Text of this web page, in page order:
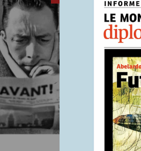
el
Nazis.
de la